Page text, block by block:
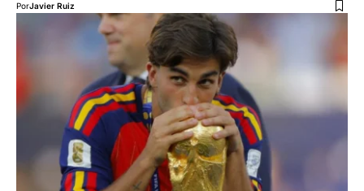
PorJavier Ruiz